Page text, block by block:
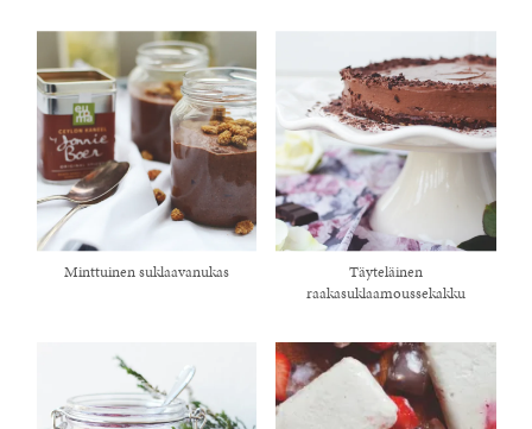
Minttuinen suklaavanukas
Täyteläinen
raakasuklaamoussekakku